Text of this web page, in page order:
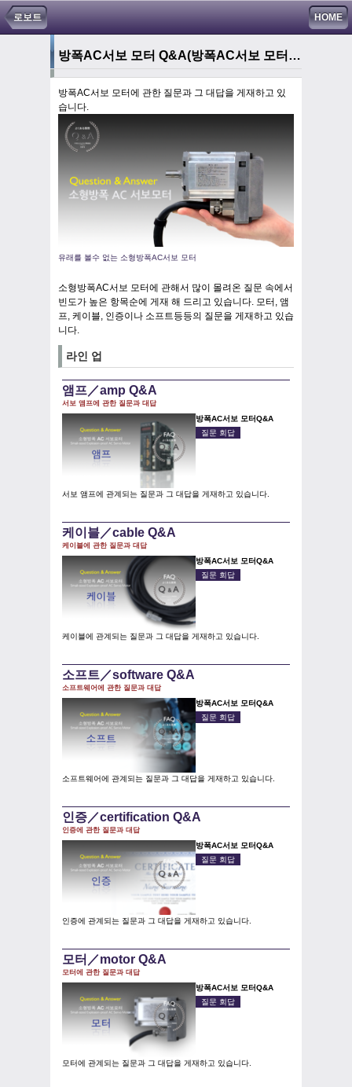
HOME
로보트
방폭AC서보 모터 Q&A(방폭AC서보 모터에 관한 질문과 대답)
방폭AC서보 모터에 관한 질문과 그 대답을 게재하고 있
습니다.
유래를 볼수 없는 소형방폭AC서보 모터
소형방폭AC서보 모터에 관해서 많이 몰려온 질문 속에서
빈도가 높은 항목순에 게재 해 드리고 있습니다. 모터, 앰
프, 케이블, 인증이나 소프트등등의 질문을 게재하고 있습
니다.
라인 업
앰프／amp Q&A
서보 앰프에 관한 질문과 대답
방폭AC서보 모터Q&A
질문 회답
서보 앰프에 관계되는 질문과 그 대답을 게재하고 있습니다.
케이블／cable Q&A
케이블에 관한 질문과 대답
방폭AC서보 모터Q&A
질문 회답
케이블에 관계되는 질문과 그 대답을 게재하고 있습니다.
소프트／software Q&A
소프트웨어에 관한 질문과 대답
방폭AC서보 모터Q&A
질문 회답
소프트웨어에 관계되는 질문과 그 대답을 게재하고 있습니다.
인증／certification Q&A
인증에 관한 질문과 대답
방폭AC서보 모터Q&A
질문 회답
인증에 관계되는 질문과 그 대답을 게재하고 있습니다.
모터／motor Q&A
모터에 관한 질문과 대답
방폭AC서보 모터Q&A
질문 회답
모터에 관계되는 질문과 그 대답을 게재하고 있습니다.